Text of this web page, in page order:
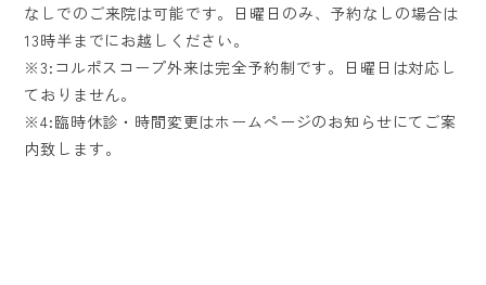
なしでのご来院は可能です。日曜日のみ、予約なしの場合は
13時半までにお越しください。
※3:コルポスコープ外来は完全予約制です。日曜日は対応し
ておりません。
※4:臨時休診・時間変更はホームページのお知らせにてご案
内致します。